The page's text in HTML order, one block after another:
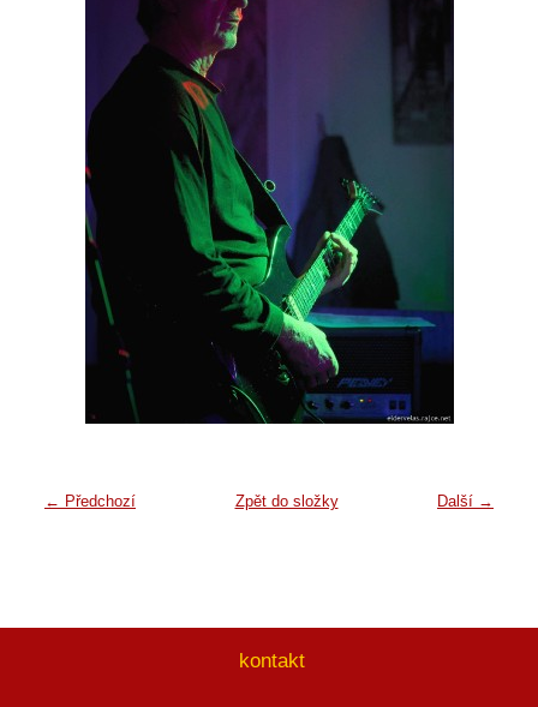
← Předchozí Další →
Zpět do složky
kontakt